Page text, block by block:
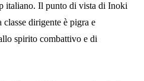
italiano. Il punto di vista di Inoki
classe dirigente è pigra e
spirito combattivo e di